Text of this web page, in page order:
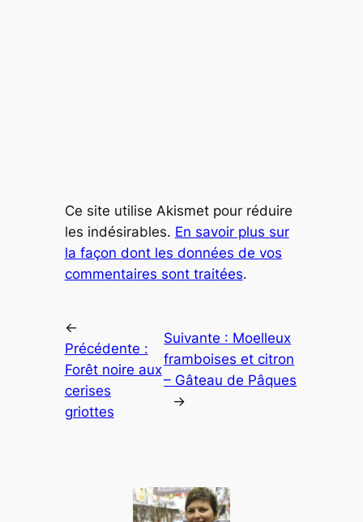
Ce site utilise Akismet pour réduire
les indésirables. En savoir plus sur
la façon dont les données de vos
commentaires sont traitées.
←
Précédente :
Forêt noire aux
cerises
griottes
Suivante : Moelleux
framboises et citron
– Gâteau de Pâques
→